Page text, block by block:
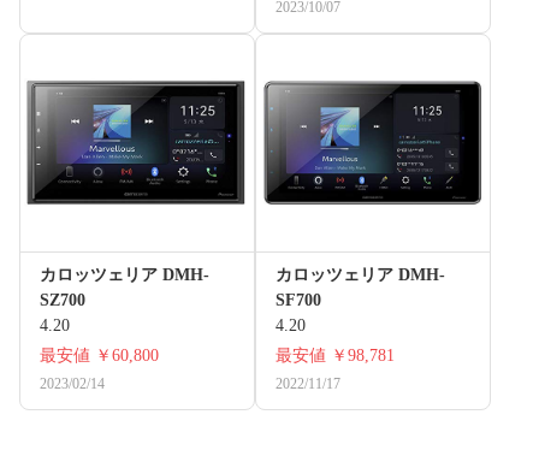
2023/10/07
カロッツェリア DMH-
SZ700
4.20
最安値 ￥60,800
2023/02/14
カロッツェリア DMH-
SF700
4.20
最安値 ￥98,781
2022/11/17